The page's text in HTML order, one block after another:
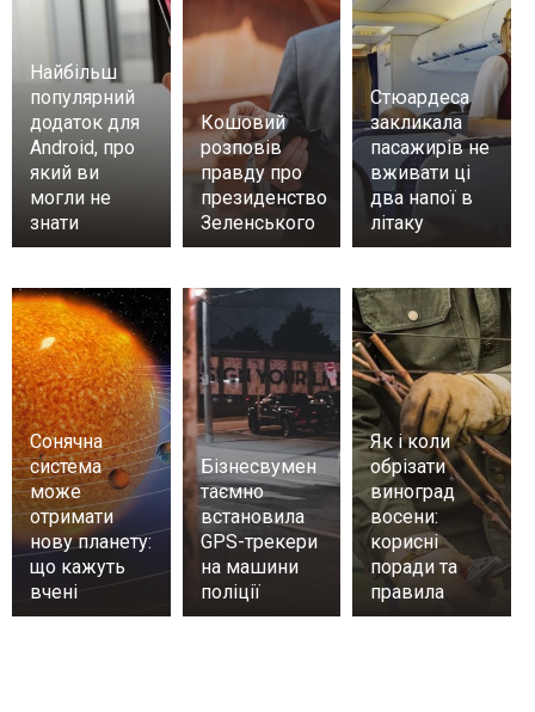
Найбільш
популярний
додаток для
Android, про
який ви
могли не
знати
Кошовий
розповів
правду про
президенство
Зеленського
Стюардеса
закликала
пасажирів не
вживати ці
два напої в
літаку
Сонячна
система
може
отримати
нову планету:
що кажуть
вчені
Бізнесвумен
таємно
встановила
GPS-трекери
на машини
поліції
Як і коли
обрізати
виноград
восени:
корисні
поради та
правила